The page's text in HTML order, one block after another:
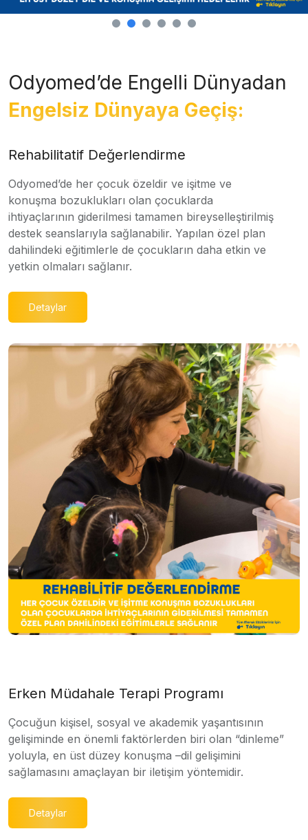
Odyomed’de Engelli Dünyadan
Engelsiz Dünyaya Geçiş:
Rehabilitatif Değerlendirme
Odyomed’de her çocuk özeldir ve işitme ve
konuşma bozuklukları olan çocuklarda
ihtiyaçlarının giderilmesi tamamen bireyselleştirilmiş
destek seanslarıyla sağlanabilir. Yapılan özel plan
dahilindeki eğitimlerle de çocukların daha etkin ve
yetkin olmaları sağlanır.
Detaylar
Erken Müdahale Terapi Programı
Çocuğun kişisel, sosyal ve akademik yaşantısının
gelişiminde en önemli faktörlerden biri olan “dinleme”
yoluyla, en üst düzey konuşma –dil gelişimini
sağlamasını amaçlayan bir iletişim yöntemidir.
Detaylar